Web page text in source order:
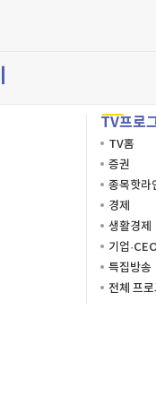
TV프로
TV홈
증권
종목핫라
경제
생활경제
기업
특집방송
전체 프